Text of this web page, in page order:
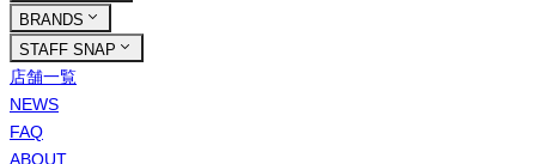
BRANDS
STAFF SNAP
店舗一覧
NEWS
FAQ
ABOUT